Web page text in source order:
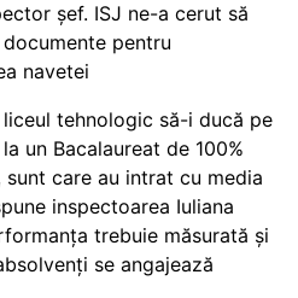
șef. ISJ ne-a cerut să
pentru
navetei
tehnologic să-i ducă pe
un Bacalaureat de 100%
sunt care au intrat cu media
inspectoarea Iuliana
trebuie măsurată și
se angajează